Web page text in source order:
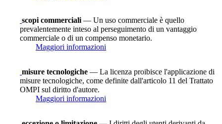
scopi commerciali — Un uso commerciale è quello
prevalentemente inteso al perseguimento di un vantaggio
commerciale o di un compenso monetario.
Maggiori informazioni
misure tecnologiche — La licenza proibisce l'applicazione di
misure tecnologiche, come definite dall'articolo 11 del Trattato
OMPI sul diritto d'autore.
Maggiori informazioni